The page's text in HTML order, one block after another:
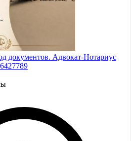
документов. Адвокат-Нотариус